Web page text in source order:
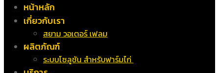
หน้าหลัก
เกี่ยวกับเรา
สยาม วอเตอร์ เฟลม
ผลิตภัณฑ์
ระบบโซลูชัน สำหรับฟาร์มไก่